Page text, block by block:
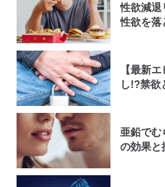
性欲減退
性欲を落
【最新
し!?禁欲
亜鉛でむ
の効果と